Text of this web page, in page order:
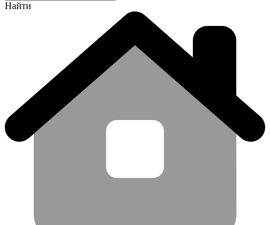
Найти